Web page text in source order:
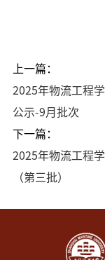
上一篇：
2025年物流工程
公示-9月批次
下一篇：
2025年物流工程
（第三批）